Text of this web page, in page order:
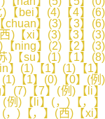
【bei】(4)【4】(6)
chuan】(3)【3】(6)
)【xi】(3)【3】(3)
ning】(2)【2】(3)
)【su】(1)【1】(8)
】(1)【1】(1)【1】
【1】(0)【0】(例)
(7)【7】(例)【li】
)【li】(，)【，】
)【，】(西)【xi】